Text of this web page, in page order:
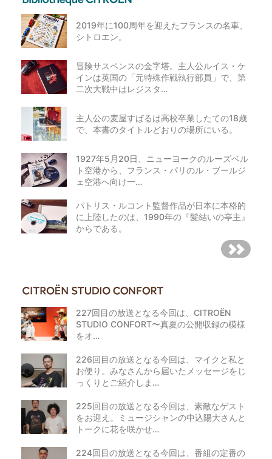
2019年に100周年を迎えたフランスの名車、
シトロエン。
冒険サスペンスの金字塔。主人公ルイス・ケ
インは英国の「元特殊作戦執行部員」で、第
二次大戦中はレジスタ…
主人公の麦屋すばるは高校卒業したての18歳
で、本書のタイトルどおりの場所にいる。
1927年5月20日、ニューヨークのルーズベル
ト空港から、フランス・パリのル・ブールジ
ェ空港へ向け一…
パトリス・ルコント監督作品が日本に本格的
に上陸したのは、1990年の『髪結いの亭主』
からである。
227回目の放送となる今回は、CITROËN
STUDIO CONFORT〜真夏の公開収録の模様
をオ…
226回目の放送となる今回は、マイクと私と
お便り。みなさんから届いたメッセージをじ
っくりとご紹介しま…
225回目の放送となる今回は、素敵なゲスト
をお迎え。ミュージシャンの中込陽大さんと
トークに花を咲かせ…
224回目の放送となる今回は、番組の定番の